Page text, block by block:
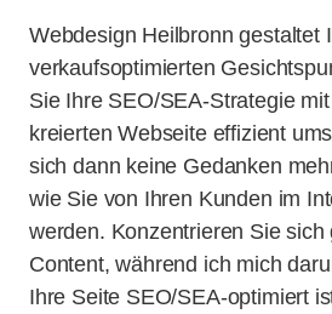
Webdesign Heilbronn gestaltet
verkaufsoptimierten
Sie Ihre SEO/SEA-Strategie
kreierten Webseite effizient
sich dann keine Gedanken
wie Sie von Ihren Kunden im
werden. Konzentrieren Sie sich
Content, während ich mich
Ihre Seite SEO/SEA-optimiert